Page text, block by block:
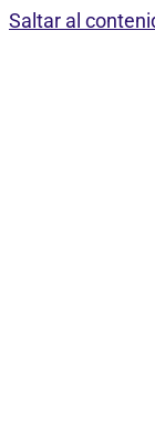
Saltar al